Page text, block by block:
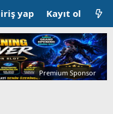
yap Kayıt ol
Premium Sponsor